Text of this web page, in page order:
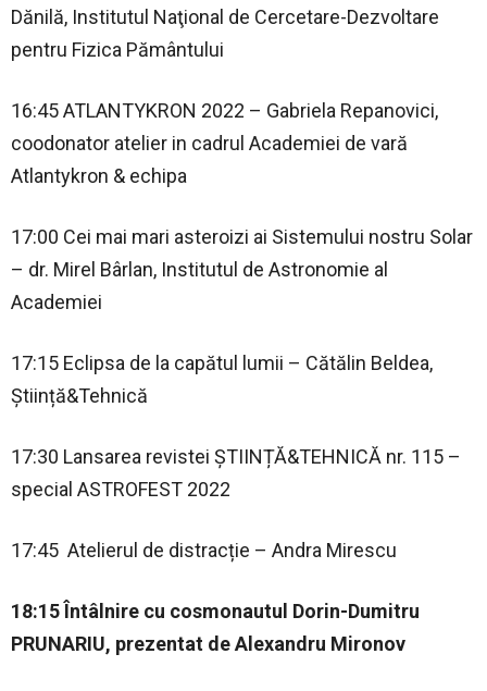
Dănilă, Institutul Naţional de Cercetare-Dezvoltare
pentru Fizica Pământului
16:45 ATLANTYKRON 2022 – Gabriela Repanovici,
coodonator atelier in cadrul Academiei de vară
Atlantykron & echipa
17:00 Cei mai mari asteroizi ai Sistemului nostru Solar
– dr. Mirel Bârlan, Institutul de Astronomie al
Academiei
17:15 Eclipsa de la capătul lumii – Cătălin Beldea,
Știință&Tehnică
17:30 Lansarea revistei ȘTIINȚĂ&TEHNICĂ nr. 115 –
special ASTROFEST 2022
17:45 Atelierul de distracție – Andra Mirescu
18:15 Întâlnire cu cosmonautul Dorin-Dumitru
PRUNARIU, prezentat de Alexandru Mironov